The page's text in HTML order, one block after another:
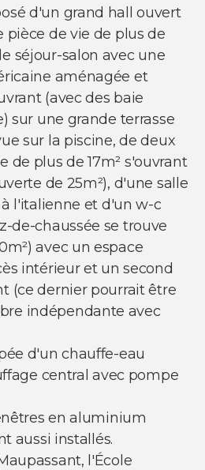
d'un grand hall ouvert
de vie de plus de
séjour-salon avec une
aménagée et
(avec des baie
sur une grande terrasse
sur la piscine, de deux
de plus de 17m² s'ouvrant
de 25m²), d'une salle
l'italienne et d'un w-c
de-chaussée se trouve
avec un espace
intérieur et un second
(ce dernier pourrait être
indépendante avec
d'un chauffe-eau
central avec pompe
en aluminium
aussi installés.
l'École
immo - Tous droits